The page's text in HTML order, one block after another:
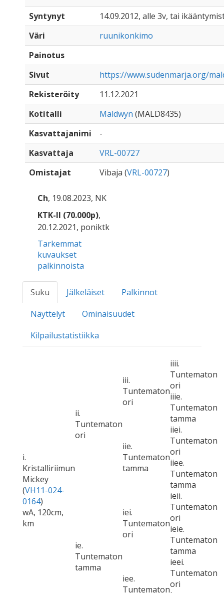
Syntynyt
14.09.2012, alle 3v, tai
Väri
ruunikonkimo
Painotus
Sivut
https://www.sudenmarja.org/
Rekisteröity
11.12.2021
Kotitalli
Maldwyn (MALD8435)
Kasvattajanimi
-
Kasvattaja
VRL-00727
Omistajat
Vibaja (VRL-00727)
Ch, 19.08.2023, NK
KTK-II (70.000p),
20.12.2021, poniktk
Tarkemmat
kuvaukset
palkinnoista
Suku Jälkeläiset
Palkinnot
Näyttelyt
Ominaisuudet
Kilpailustatistiikka
i.
Kristalliriimun
Mickey
(VH11-024-
0164)
wA, 120cm,
km
ii.
Tuntematon
ori
iii.
Tuntematon
ori
iiii.
Tuntematon
ori
iiie.
Tuntematon
tamma
iie.
Tuntematon
tamma
iiei.
Tuntematon
ori
iiee.
Tuntematon
tamma
ie.
Tuntematon
tamma
iei.
Tuntematon
ori
ieii.
Tuntematon
ori
ieie.
Tuntematon
tamma
iee.
Tuntematon
ieei.
Tuntematon
ori